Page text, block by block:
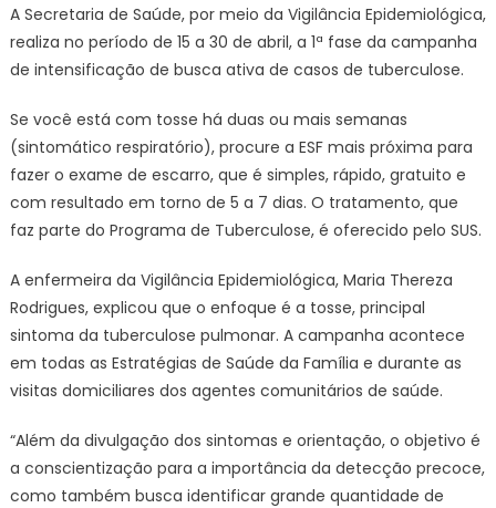
A Secretaria de Saúde, por meio da Vigilância Epidemiológica,
realiza no período de 15 a 30 de abril, a 1ª fase da campanha
de intensificação de busca ativa de casos de tuberculose.
Se você está com tosse há duas ou mais semanas
(sintomático respiratório), procure a ESF mais próxima para
fazer o exame de escarro, que é simples, rápido, gratuito e
com resultado em torno de 5 a 7 dias. O tratamento, que
faz parte do Programa de Tuberculose, é oferecido pelo SUS.
A enfermeira da Vigilância Epidemiológica, Maria Thereza
Rodrigues, explicou que o enfoque é a tosse, principal
sintoma da tuberculose pulmonar. A campanha acontece
em todas as Estratégias de Saúde da Família e durante as
visitas domiciliares dos agentes comunitários de saúde.
“Além da divulgação dos sintomas e orientação, o objetivo é
a conscientização para a importância da detecção precoce,
como também busca identificar grande quantidade de